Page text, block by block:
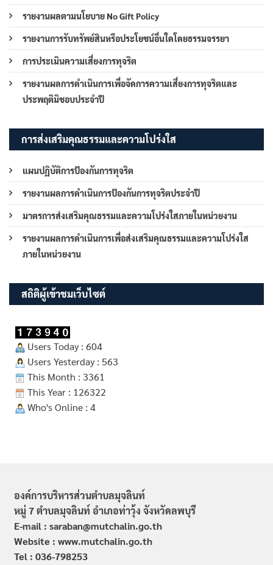
รายงานผลตามนโยบาย No Gift Policy
รายงานการรับทรัพย์สินหรือประโยชน์อื่นใดโดยธรรมจรรยา
การประเมินความเสี่ยงการทุจริต
รายงานผลการดำเนินการเพื่อจัดการความเสี่ยงการทุจริตและ
ประพฤติมิชอบประจำปี
การส่งเสริมคุณธรรมและความโปร่งใส
แผนปฏิบัติการป้องกันการทุจริต
รายงานผลการดำเนินการป้องกันการทุจริตประจำปี
มาตรการส่งเสริมคุณธรรมและความโปร่งใสภายในหน่วยงาน
รายงานผลการดำเนินการเพื่อส่งเสริมคุณธรรมและความโปร่งใส
ภายในหน่วยงาน
สถิติผู้เข้าชมเว็บไซต์
Users Today : 604
Users Yesterday : 563
This Month : 3361
This Year : 126322
Who's Online : 4
องค์การบริหารส่วนตำบลมุจลินท์
หมู่ 7 ตำบลมุจลินท์ อำเภอท่าวุ้ง จังหวัดลพบุรี
E-mail : saraban@mutchalin.go.th
Website : www.mutchalin.go.th
Tel : 036-798253